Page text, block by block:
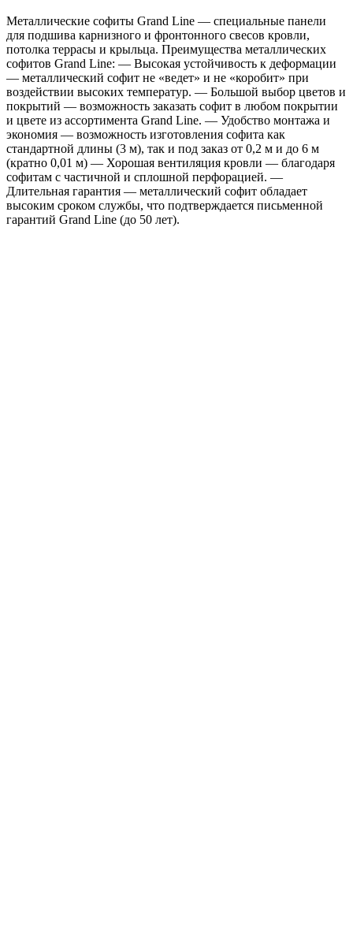
с
пленкой
RR
32
темно-
коричневый
Металлические софиты Grand Line — специальные панели
для подшива карнизного и фронтонного свесов кровли,
потолка террасы и крыльца. Преимущества металлических
софитов Grand Line: — Высокая устойчивость к деформации
— металлический софит не «ведет» и не «коробит» при
воздействии высоких температур. — Большой выбор цветов и
покрытий — возможность заказать софит в любом покрытии
и цвете из ассортимента Grand Line. — Удобство монтажа и
экономия — возможность изготовления софита как
стандартной длины (3 м), так и под заказ от 0,2 м и до 6 м
(кратно 0,01 м) — Хорошая вентиляция кровли — благодаря
софитам с частичной и сплошной перфорацией. —
Длительная гарантия — металлический софит обладает
высоким сроком службы, что подтверждается письменной
гарантий Grand Line (до 50 лет).